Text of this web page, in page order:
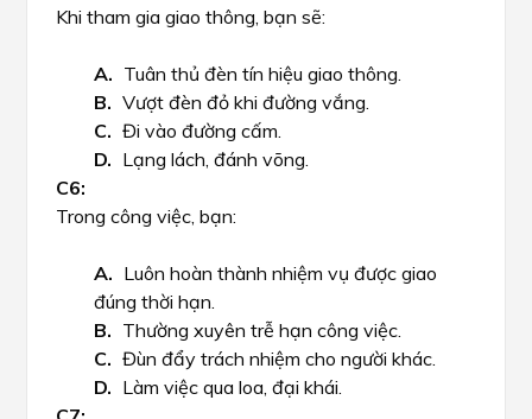
Khi tham gia giao thông, bạn sẽ:
Tuân thủ đèn tín hiệu giao thông.
Vượt đèn đỏ khi đường vắng.
Đi vào đường cấm.
Lạng lách, đánh võng.
Trong công việc, bạn:
Luôn hoàn thành nhiệm vụ được giao
đúng thời hạn.
Thường xuyên trễ hạn công việc.
Đùn đẩy trách nhiệm cho người khác.
Làm việc qua loa, đại khái.